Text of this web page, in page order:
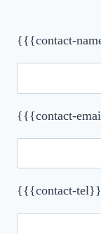
{{{contact-
{{{contact-
{{{contact-